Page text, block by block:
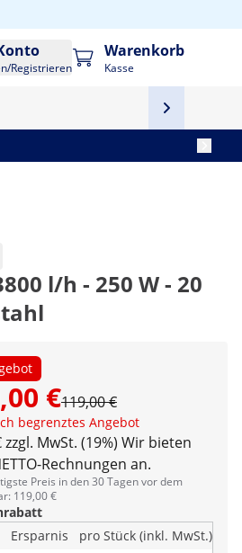
Registrieren
Warenkorb
Kasse
l/h - 250 W - 20
€119,00 €
begrenztes Angebot
zzgl. MwSt. (19%) Wir bieten
Rechnungen an.
Preis in den 30 Tagen vor dem
119,00 €
Ersparnis
pro Stück (inkl. MwSt.)